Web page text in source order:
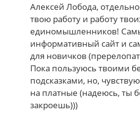
Алексей Лобода,
твою работу и работу
единомышленников!
информативный сайт и
для новичков
Пока пользуюсь твоими
подсказками, но,
на платные (надеюсь, ты
закроешь)))